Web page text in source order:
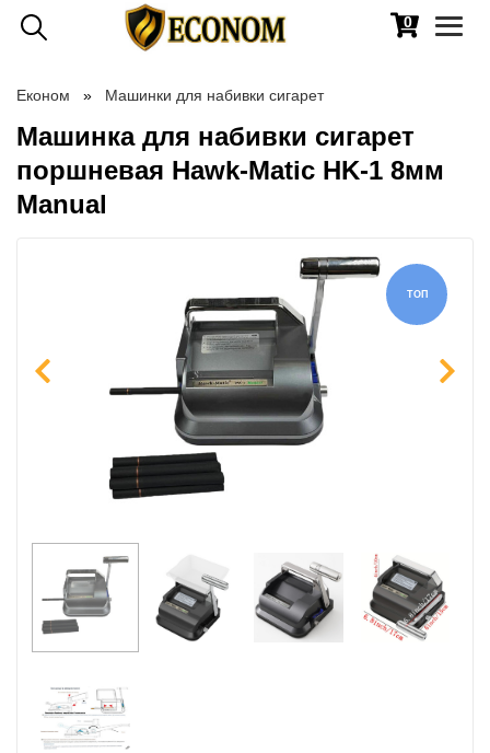
0
Toggle
Економ Машинки для набивки сигарет
Машинка для набивки сигарет
поршневая Hawk-Matic HK-1 8мм
Manual
ТОП